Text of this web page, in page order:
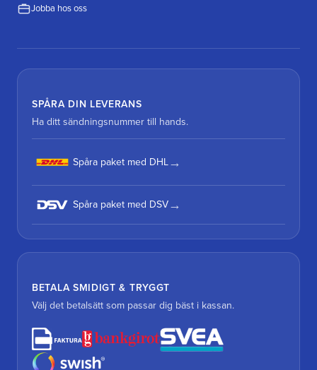
Jobba hos oss
SPÅRA DIN LEVERANS
Ha ditt sändningsnummer till hands.
Spåra paket med DHL
Spåra paket med DSV
BETALA SMIDIGT & TRYGGT
Välj det betalsätt som passar dig bäst i kassan.